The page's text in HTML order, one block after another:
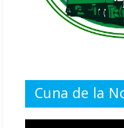
Cuna de la